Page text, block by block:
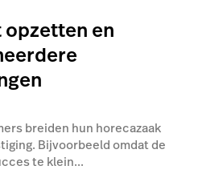
en
breiden hun horecazaak
Bijvoorbeeld omdat de
te klein...